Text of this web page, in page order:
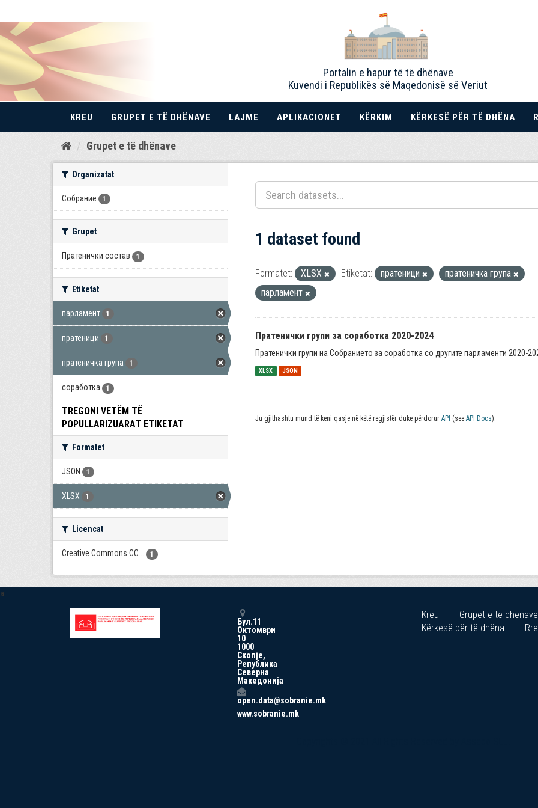
Kalo
Portalin e hapur të të dhënave
Kuvendi i Republikës së Maqedonisë së Veriut
KREU GRUPET E TË DHËNAVE LAJME APLIKACIONET KËRKIM KËRKESË PËR TË DHËNA
Grupet e të dhënave
Organizatat
Собрание 1
Grupet
Пратенички состав 1
Etiketat
парламент 1
пратеници 1
пратеничка група 1
соработка 1
TREGONI VETËM TË
POPULLARIZUARAT ETIKETAT
Formatet
JSON 1
XLSX 1
Licencat
Creative Commons CC... 1
1 dataset found
Formatet: XLSX Etiketat: пратеници
пратеничка група
парламент
Пратенички групи за соработка 2020-2024
Пратенички групи на Собранието за соработка со другите парламенти 2020-
XLSX JSON
Ju gjithashtu mund të keni qasje në këtë regjistër duke përdorur API (see API Docs).
a
Бул.11
Октомври
10
1000
Скопје,
Република
Северна
Македонија
open.data@sobranie.mk
www.sobranie.mk
Kreu
Grupet e të dhënave
Kërkesë për të dhëna